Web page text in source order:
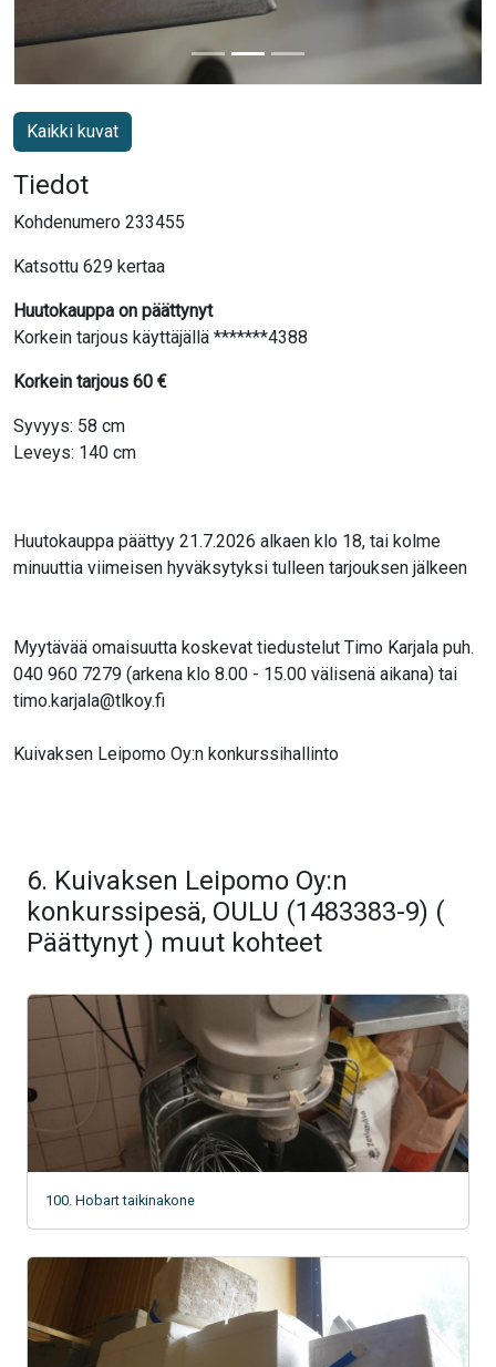
Kaikki kuvat
Tiedot
Kohdenumero 233455
Katsottu 629 kertaa
Huutokauppa on päättynyt
Korkein tarjous käyttäjällä *******4388
Korkein tarjous 60 €
Syvyys: 58 cm
Leveys: 140 cm
Huutokauppa päättyy 21.7.2026 alkaen klo 18, tai kolme
minuuttia viimeisen hyväksytyksi tulleen tarjouksen jälkeen
Myytävää omaisuutta koskevat tiedustelut Timo Karjala puh.
040 960 7279 (arkena klo 8.00 - 15.00 välisenä aikana) tai
timo.karjala@tlkoy.fi
Kuivaksen Leipomo Oy:n konkurssihallinto
6. Kuivaksen Leipomo Oy:n
konkurssipesä, OULU (1483383-9) (
Päättynyt ) muut kohteet
100. Hobart taikinakone